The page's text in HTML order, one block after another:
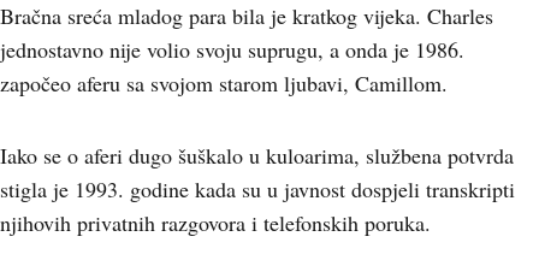
Bračna sreća mladog para bila je kratkog vijeka. Charles
jednostavno nije volio svoju suprugu, a onda je 1986.
započeo aferu sa svojom starom ljubavi, Camillom.
Iako se o aferi dugo šuškalo u kuloarima, službena potvrda
stigla je 1993. godine kada su u javnost dospjeli transkripti
njihovih privatnih razgovora i telefonskih poruka.